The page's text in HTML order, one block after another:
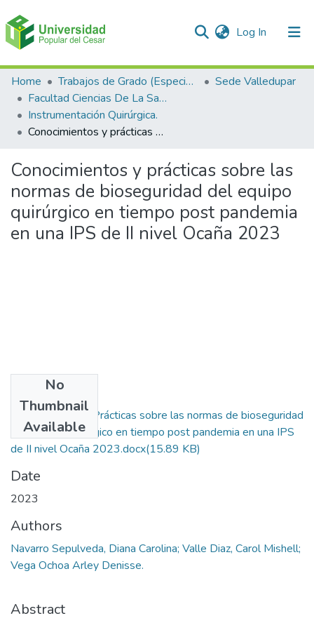
Log In (current)
Communities & Collections
All of DSpace
Statistics
Home Trabajos de Grado (Especializaciones y Pregrados)
Sede Valledupar
Facultad Ciencias De La Salud.
Instrumentación Quirúrgica.
Conocimientos y prácticas sobre las normas de bioseguridad del equipo quirúrgico en tiempo post pandemia en una IPS de II nivel Ocaña 2023
Conocimientos y prácticas sobre las
normas de bioseguridad del equipo
quirúrgico en tiempo post pandemia
en una IPS de II nivel Ocaña 2023
No
Thumbnail
Available
Conocimientos y Prácticas sobre las normas de bioseguridad
del equipo Quirúrgico en tiempo post pandemia en una IPS
de II nivel Ocaña 2023.docx(15.89 KB)
Date
2023
Authors
Navarro Sepulveda, Diana Carolina; Valle Diaz, Carol Mishell;
Vega Ochoa Arley Denisse.
Abstract